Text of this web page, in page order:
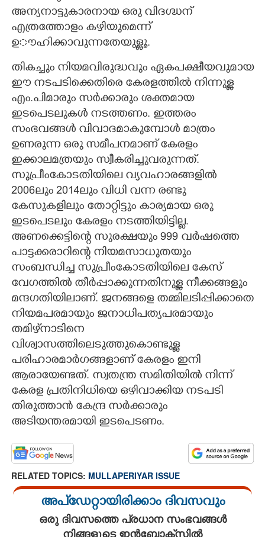
അന്യനാട്ടുകാരനായ ഒരു വിദഗ്ദ്ധന്
എത്രത്തോളം കഴിയുമെന്ന്
ഉൗഹിക്കാവുന്നതേയുള്ളൂ.
തികച്ചും നിയമവിരുദ്ധവും ഏകപക്ഷീയവുമായ
ഈ നടപടിക്കെതിരെ കേരളത്തിൽ നിന്നുള്ള
എം.പിമാരും സർക്കാരും ശക്തമായ
ഇടപെടലുകൾ നടത്തണം. ഇത്തരം
സംഭവങ്ങൾ വിവാദമാകുമ്പോൾ മാത്രം
ഉണരുന്ന ഒരു സമീപനമാണ് കേരളം
ഇക്കാലമത്രയും സ്വീകരിച്ചുവരുന്നത്.
സുപ്രീംകോടതിയിലെ വ്യവഹാരങ്ങളിൽ
2006ലും 2014ലും വിധി വന്ന രണ്ടു
കേസുകളിലും തോറ്റിട്ടും കാര്യമായ ഒരു
ഇടപെടലും കേരളം നടത്തിയിട്ടില്ല.
അണക്കെട്ടിന്റെ സുരക്ഷയും 999 വർഷത്തെ
പാട്ടക്കരാറിന്റെ നിയമസാധുതയും
സംബന്ധിച്ച സുപ്രീംകോടതിയിലെ കേസ്
വേഗത്തിൽ തീർപ്പാക്കുന്നതിനുള്ള നീക്കങ്ങളും
മന്ദഗതിയിലാണ്. ജനങ്ങളെ തമ്മിലടിപ്പിക്കാതെ
നിയമപരമായും ജനാധിപത്യപരമായും
തമിഴ്‌നാടിനെ
വിശ്വാസത്തിലെടുത്തുകൊണ്ടുള്ള
പരിഹാരമാർഗങ്ങളാണ് കേരളം ഇനി
ആരായേണ്ടത്. സ്വതന്ത്ര സമിതിയിൽ നിന്ന്
കേരള പ്രതിനിധിയെ ഒഴിവാക്കിയ നടപടി
തിരുത്താൻ കേന്ദ്ര സർക്കാരും
അടിയന്തരമായി ഇടപെടണം.
RELATED TOPICS: MULLAPERIYAR ISSUE
അപ്ഡേറ്റായിരിക്കാം ദിവസവും
ഒരു ദിവസത്തെ പ്രധാന സംഭവങ്ങൾ
നിങ്ങളുടെ ഇൻബോക്സിൽ